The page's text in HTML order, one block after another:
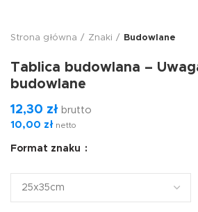
Strona główna Znaki Budowlane
Tablica budowlana –
budowlane
12,30 zł brutto
10,00 zł netto
Format znaku